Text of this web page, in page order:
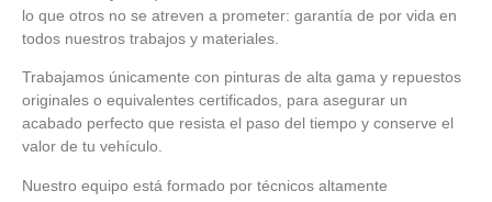
lo que otros no se atreven a prometer: garantía de por vida en
todos nuestros trabajos y materiales.
Trabajamos únicamente con pinturas de alta gama y repuestos
originales o equivalentes certificados, para asegurar un
acabado perfecto que resista el paso del tiempo y conserve el
valor de tu vehículo.
Nuestro equipo está formado por técnicos altamente